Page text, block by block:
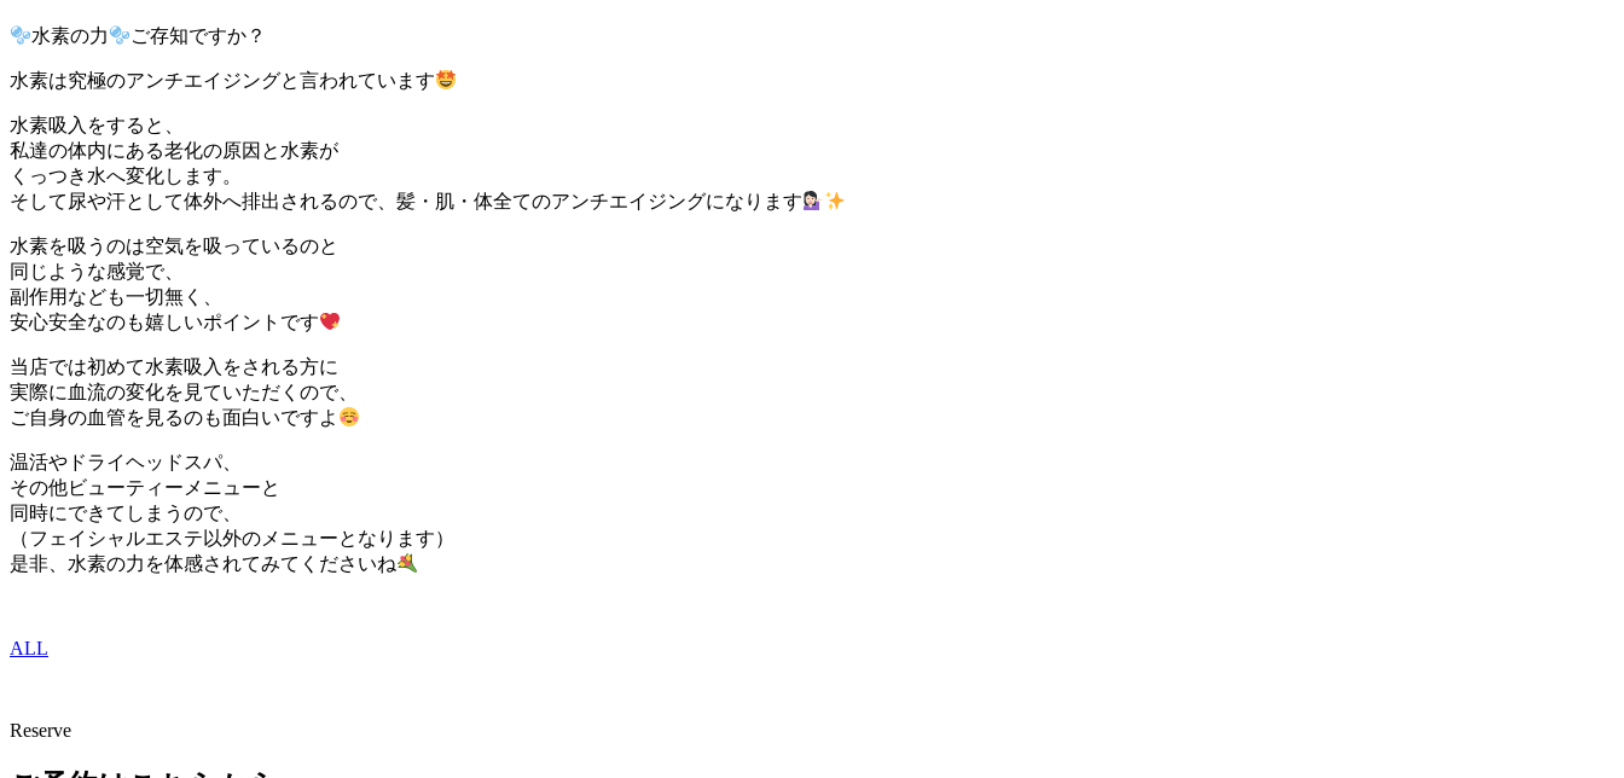
水素の力 ご存知ですか？
水素は究極のアンチエイジングと言われています
水素吸入をすると、
私達の体内にある老化の原因と水素が
くっつき水へ変化します。
そして尿や汗として体外へ排出されるので、髪・肌・体全てのアンチエイジングになります
水素を吸うのは空気を吸っているのと
同じような感覚で、
副作用なども一切無く、
安心安全なのも嬉しいポイントです
当店では初めて水素吸入をされる方に
実際に血流の変化を見ていただくので、
ご自身の血管を見るのも面白いですよ
温活やドライヘッドスパ、
その他ビューティーメニューと
同時にできてしまうので、
（フェイシャルエステ以外のメニューとなります）
是非、水素の力を体感されてみてくださいね
ALL
Reserve